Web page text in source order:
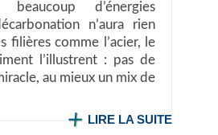
beaucoup d’énergies
n’aura rien
filières comme l’acier, le
l’illustrent : pas de
au mieux un mix de
LIRE LA SUITE